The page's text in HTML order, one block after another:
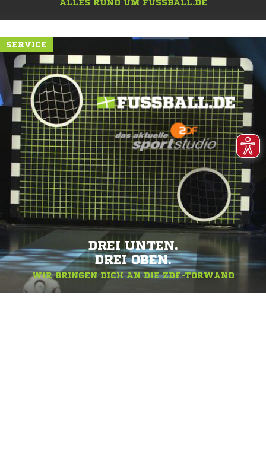
ALLES RUND UM FUSSBALL.DE
SERVICE
DREI UNTEN.
DREI OBEN.
WIR BRINGEN DICH AN DIE ZDF-TORWAND